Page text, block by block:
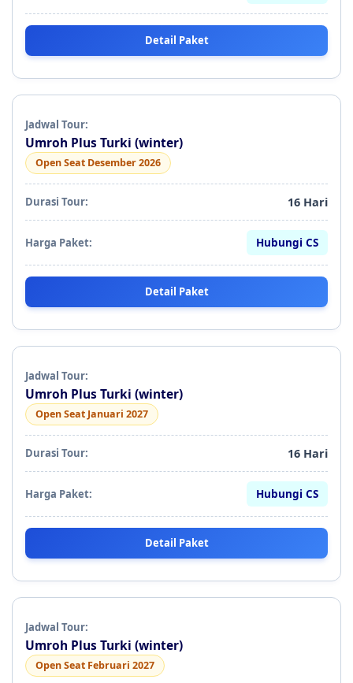
Detail Paket
Umroh Plus Turki (winter)
Open Seat Desember 2026
16 Hari
Hubungi CS
Detail Paket
Umroh Plus Turki (winter)
Open Seat Januari 2027
16 Hari
Hubungi CS
Detail Paket
Umroh Plus Turki (winter)
Open Seat Februari 2027